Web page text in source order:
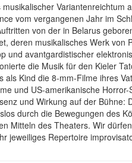
musikalischer
vom vergangenen Jahr im
von der in Belarus
deren musikalisches Werk von
und avantgardistischer
die Musik für den Kieler
als Kind die 8-mm-Filme ihres
und US-amerikanische
und Wirkung auf der Bühne:
durch die Bewegungen des
Mitteln des Theaters. Wir
jeweiliges Repertoire